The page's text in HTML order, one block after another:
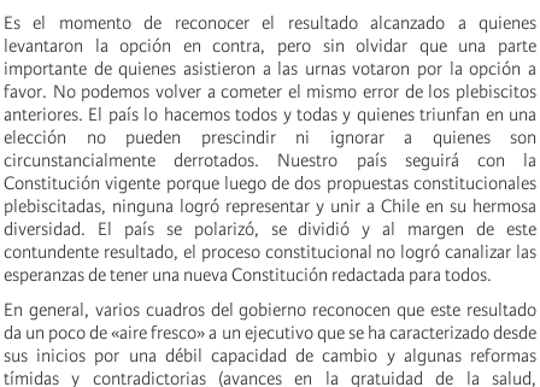
Es el momento de reconocer el resultado alcanzado a quienes
levantaron la opción en contra, pero sin olvidar que una parte
importante de quienes asistieron a las urnas votaron por la opción a
favor. No podemos volver a cometer el mismo error de los plebiscitos
anteriores. El país lo hacemos todos y todas y quienes triunfan en una
elección no pueden prescindir ni ignorar a quienes son
circunstancialmente derrotados. Nuestro país seguirá con la
Constitución vigente porque luego de dos propuestas constitucionales
plebiscitadas, ninguna logró representar y unir a Chile en su hermosa
diversidad. El país se polarizó, se dividió y al margen de este
contundente resultado, el proceso constitucional no logró canalizar las
esperanzas de tener una nueva Constitución redactada para todos.
En general, varios cuadros del gobierno reconocen que este resultado
da un poco de «aire fresco» a un ejecutivo que se ha caracterizado desde
sus inicios por una débil capacidad de cambio y algunas reformas
tímidas y contradictorias (avances en la gratuidad de la salud,